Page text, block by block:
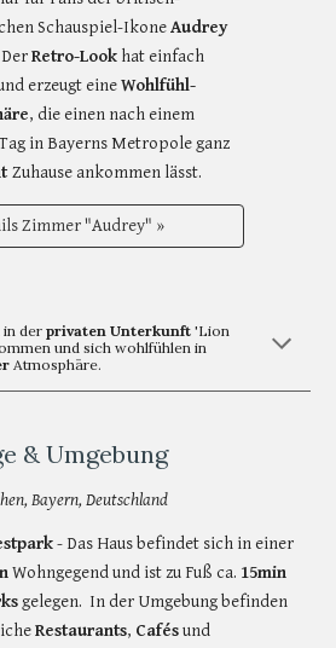
Schauspiel-IkoneAudrey
Retro-Lookhat einfach
erzeugt eineWohlfühl-
, die einen nach einem
in Bayerns Metropole ganz
Zuhause ankommen lässt.
Zimmer "Audrey" »
in derprivaten Unterkunft 'Lion
und sich wohlfühlen in
Atmosphäre.
& Umgebung
Bayern, Deutschland
- Das Haus befindet sich in einer
Wohngegend und ist zu Fuß ca. 15min
gelegen. In der Umgebung befinden
Restaurants, Cafésund